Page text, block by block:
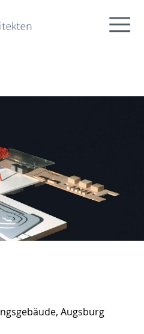
Augsburg